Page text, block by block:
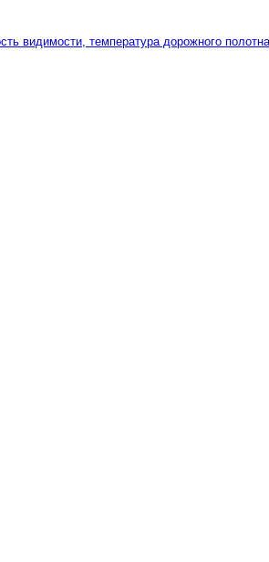
видимости, температура дорожного